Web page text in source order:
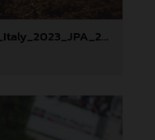
66219_Längenfelder_18_MXGP_Italy_2023_JPA_22A8585